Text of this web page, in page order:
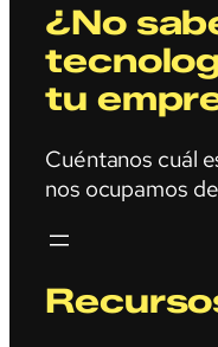
¿No
tu
Cuéntanos cuál
nos ocupamos